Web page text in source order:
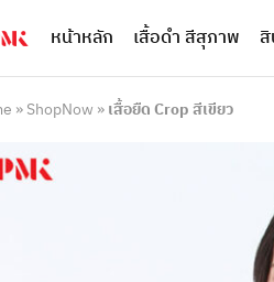
ต
ค้า
บรนด์
อ
อ
ล
ฟอร์ม
ตรฐาน
หน้าหลัก เสื้อดำ สีสุภาพ
»ShopNow »เสื้อยืด Crop สีเขียว